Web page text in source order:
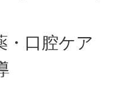
・口腔ケア